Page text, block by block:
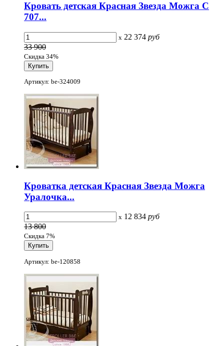
Кровать детская Красная Звезда Можга С
707...
x 22 374 руб
33 900
Скидка 34%
Артикул: be-324009
Кроватка детская Красная Звезда Можга
Уралочка...
x 12 834 руб
13 800
Скидка 7%
Артикул: be-120858